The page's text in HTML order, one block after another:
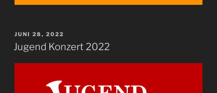
VERÖFFENTLICHT
AM
JUNI 28, 2022
Jugend Konzert 2022